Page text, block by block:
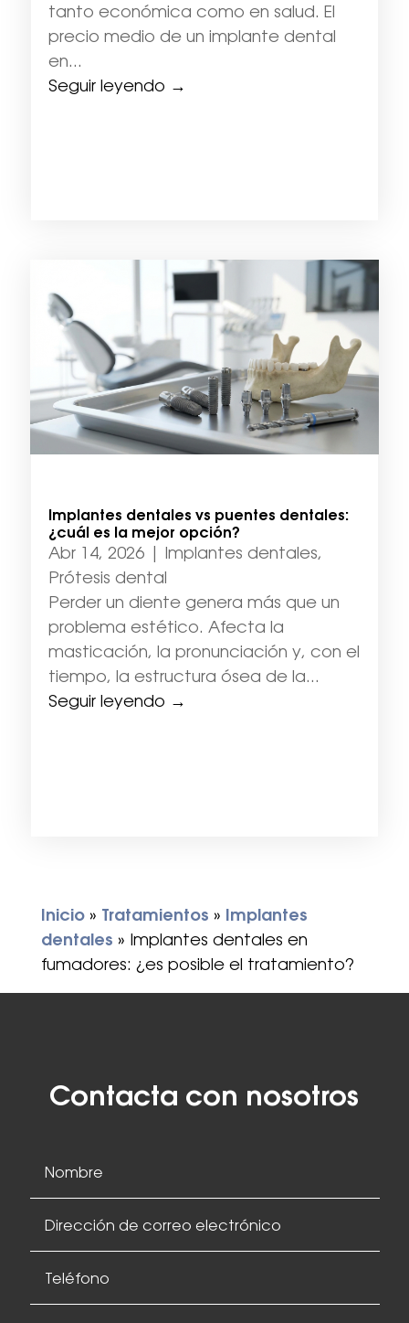
tanto económica como en salud. El
precio medio de un implante dental
en...
Seguir leyendo →
Implantes dentales vs puentes dentales:
¿cuál es la mejor opción?
Abr 14, 2026| Implantes dentales,
Prótesis dental
Perder un diente genera más que un
problema estético. Afecta la
masticación, la pronunciación y, con el
tiempo, la estructura ósea de la...
Seguir leyendo →
Inicio» Tratamientos » Implantes
dentales » Implantes dentales en
fumadores: ¿es posible el tratamiento?
Contacta con nosotros